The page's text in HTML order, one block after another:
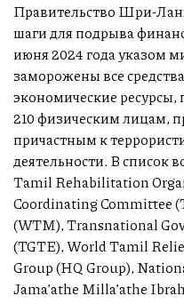
Правительство Шри-
шаги для подрыва
июня 2024 года указом
заморожены все
экономические
210 физическим лицам,
причастным к
деятельности. В список
Tamil Rehabilitation
Coordinating Committee
(WTM), Transnational
(TGTE), World Tamil
Group (HQ Group),
Jama’athe Milla’athe